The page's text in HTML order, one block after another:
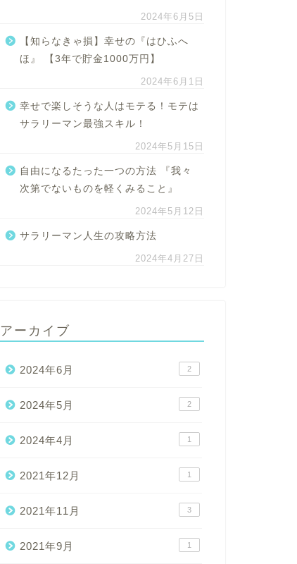
2024年6月5日
【知らなきゃ損】幸せの『はひふへ
ほ』 【3年で貯金1000万円】
2024年6月1日
幸せで楽しそうな人はモテる！モテは
サラリーマン最強スキル！
2024年5月15日
自由になるたった一つの方法 『我々
次第でないものを軽くみること』
2024年5月12日
サラリーマン人生の攻略方法
2024年4月27日
アーカイブ
2024年6月 2
2024年5月 2
2024年4月 1
2021年12月 1
2021年11月 3
2021年9月 1